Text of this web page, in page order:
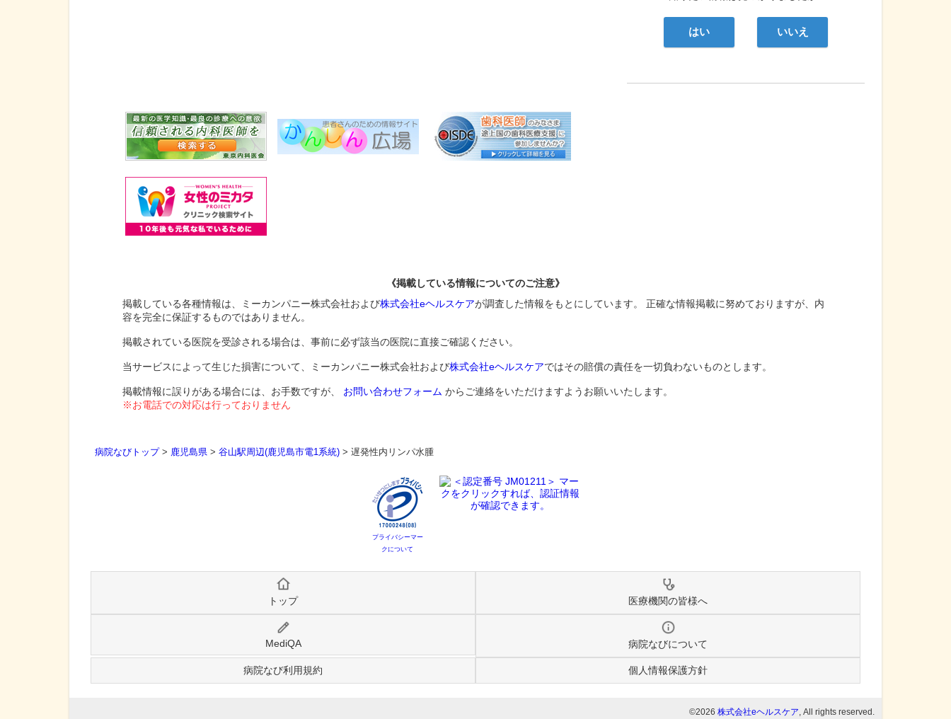
はい いいえ
《掲載している情報についてのご注意》
掲載している各種情報は、ミーカンパニー株式会社および株式会社eヘルスケアが調査した情報をもとにしています。 正確な情報掲載に努めておりますが、内
容を完全に保証するものではありません。
掲載されている医院を受診される場合は、事前に必ず該当の医院に直接ご確認ください。
当サービスによって生じた損害について、ミーカンパニー株式会社および株式会社eヘルスケアではその賠償の責任を一切負わないものとします。
掲載情報に誤りがある場合には、お手数ですが、 お問い合わせフォーム からご連絡をいただけますようお願いいたします。
※お電話での対応は行っておりません
病院なびトップ> 鹿児島県 > 谷山駅周辺(鹿児島市電1系統) > 遅発性内リンパ水腫
プライバシーマー
クについて
トップ 医療機関の皆様へ
MediQA 病院なびについて
病院なび利用規約 個人情報保護方針
©2026 株式会社eヘルスケア, All rights reserved.